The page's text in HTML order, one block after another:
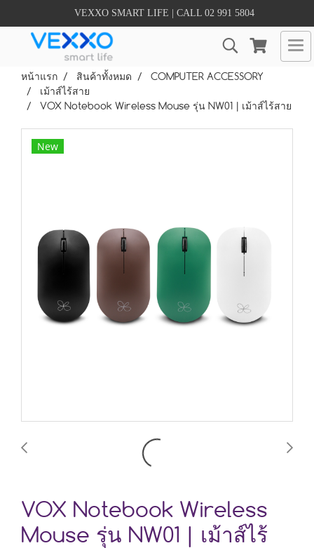
VEXXO SMART LIFE | CALL 02 991 5804
หน้าแรก สินค้าทั้งหมด
COMPUTER ACCESSORY
เม้าส์ไร้สาย
VOX Notebook Wireless Mouse รุ่น NW01 | เม้าส์ไร้สาย
New
VOX Notebook Wireless
Mouse รุ่น NW01 | เม้าส์ไร้